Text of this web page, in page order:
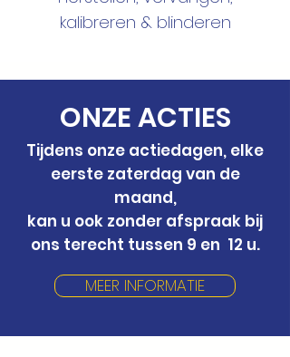
kalibreren & blinderen
ONZE ACTIES
Tijdens onze actiedagen, elke
eerste zaterdag van de
maand,
kan u ook zonder afspraak bij
ons terecht tussen 9 en 12 u.
MEER INFORMATIE